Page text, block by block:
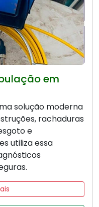
em
solução moderna
rachaduras
e
utiliza essa